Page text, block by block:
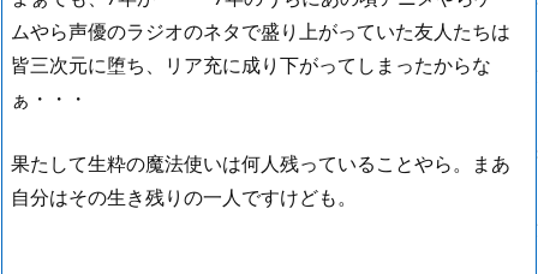
ムやら声優のラジオのネタで盛り上がっていた友人たちは
皆三次元に堕ち、リア充に成り下がってしまったからな
ぁ・・・
果たして生粋の魔法使いは何人残っていることやら。まあ
自分はその生き残りの一人ですけども。